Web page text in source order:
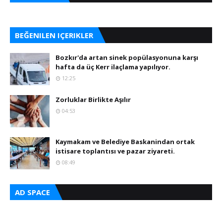
BEĞENILEN IÇERIKLER
Bozkır'da artan sinek popülasyonuna karşı
hafta da üç Kerr ilaçlama yapılıyor.
12:25
Zorluklar Birlikte Aşılır
04:53
Kaymakam ve Belediye Baskanindan ortak
istisare toplantısı ve pazar ziyareti.
08:49
AD SPACE